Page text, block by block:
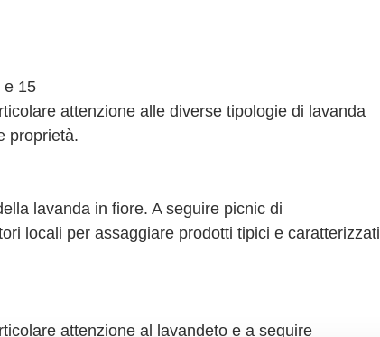
e 15
attenzione alle diverse tipologie di lavanda
proprietà.
lavanda in fiore. A seguire picnic di
locali per assaggiare prodotti tipici e caratterizzati
attenzione al lavandeto e a seguire